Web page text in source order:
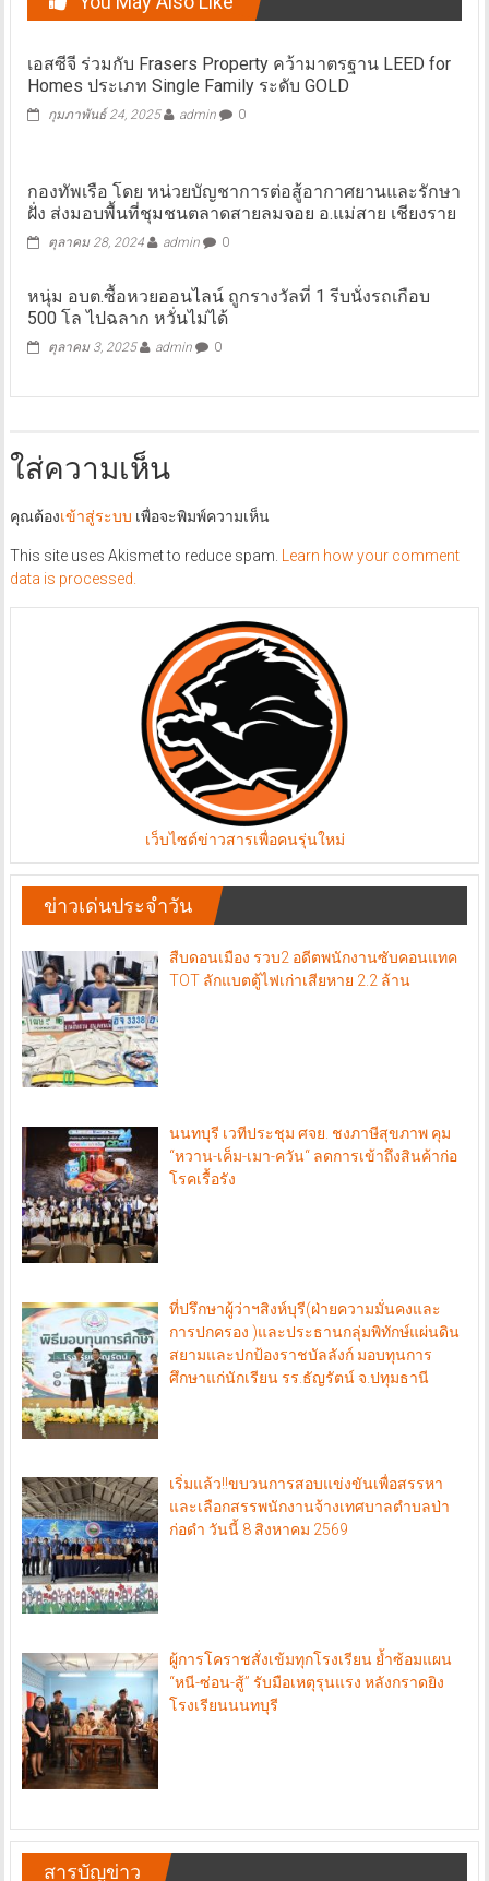
เอสซีจี ร่วมกับ Frasers Property คว้ามาตรฐาน LEED for
Homes ประเภท Single Family ระดับ GOLD
กุมภาพันธ์ 24, 2025 admin 0
กองทัพเรือ โดย หน่วยบัญชาการต่อสู้อากาศยานและรักษา
ฝั่ง ส่งมอบพื้นที่ชุมชนตลาดสายลมจอย อ.แม่สาย เชียงราย
ตุลาคม 28, 2024 admin 0
หนุ่ม อบต.ซื้อหวยออนไลน์ ถูกรางวัลที่ 1 รีบนั่งรถเกือบ
500 โล ไปฉลาก หวั่นไม่ได้
ตุลาคม 3, 2025 admin 0
ใส่ความเห็น
คุณต้องเข้าสู่ระบบ เพื่อจะพิมพ์ความเห็น
This site uses Akismet to reduce spam. Learn how your comment
data is processed.
เว็บไซต์ข่าวสารเพื่อคนรุ่นใหม่
ข่าวเด่นประจำวัน
สืบดอนเมือง รวบ2 อดีตพนักงานซับคอนแทค
TOT ลักแบตตู้ไฟเก่าเสียหาย 2.2 ล้าน
นนทบุรี เวทีประชุม ศจย. ชงภาษีสุขภาพ คุม
“หวาน-เค็ม-เมา-ควัน“ ลดการเข้าถึงสินค้าก่อ
โรคเรื้อรัง
ที่ปรึกษาผู้ว่าฯสิงห์บุรี(ฝ่ายความมั่นคงและ
การปกครอง )และประธานกลุ่มพิทักษ์แผ่นดิน
สยามและปกป้องราชบัลลังก์ มอบทุนการ
ศึกษาแก่นักเรียน รร.ธัญรัตน์ จ.ปทุมธานี
เริ่มแล้ว!!ขบวนการสอบแข่งขันเพื่อสรรหา
และเลือกสรรพนักงานจ้างเทศบาลตำบลป่า
ก่อดำ วันนี้ 8 สิงหาคม 2569
ผู้การโคราชสั่งเข้มทุกโรงเรียน ย้ำซ้อมแผน
“หนี-ซ่อน-สู้” รับมือเหตุรุนแรง หลังกราดยิง
โรงเรียนนนทบุรี
สารบัญข่าว